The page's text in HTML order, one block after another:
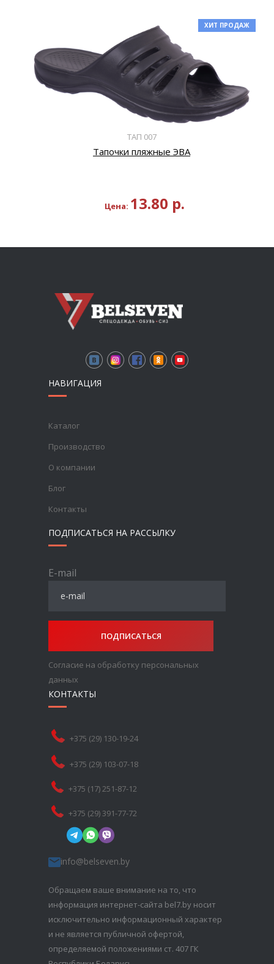
ТАП 007
Тапочки пляжные ЭВА
Цена: 13.80 р.
ХИТ ПРОДАЖ
НАВИГАЦИЯ
Каталог
Производство
О компании
Блог
Контакты
ПОДПИСАТЬСЯ НА РАССЫЛКУ
E-mail
ПОДПИСАТЬСЯ
Согласие на обработку персональных
данных
КОНТАКТЫ
+375 (29) 130-19-24
+375 (29) 103-07-18
+375 (17) 251-87-12
+375 (29) 391-77-72
info@belseven.by
Обращаем ваше внимание на то, что
информация интернет-сайта bel7.by носит
исключительно информационный характер
и не является публичной офертой,
определяемой положениями ст. 407 ГК